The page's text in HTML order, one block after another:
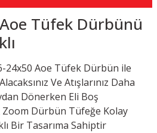
Tüfek Dürbünü
24x50 Aoe Tüfek Dürbün ile
Ve Atışlarınız Daha
Dönerken Eli Boş
Zoom Dürbün Tüfeğe Kolay
Bir Tasarıma Sahiptir